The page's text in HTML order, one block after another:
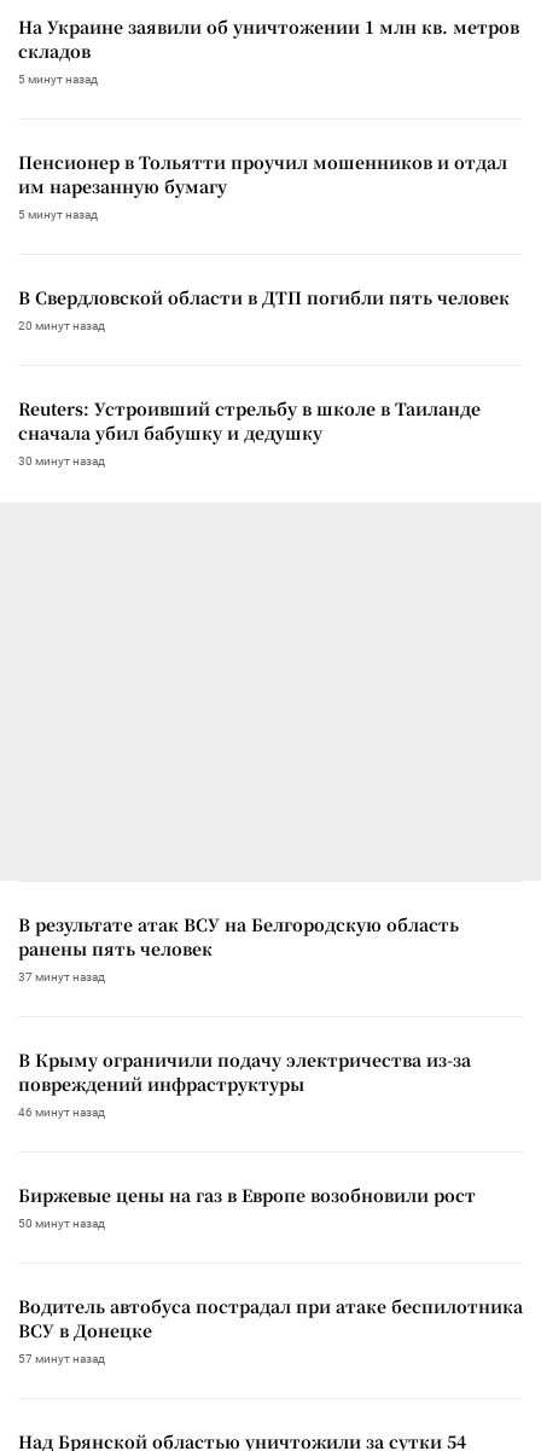
На Украине заявили об уничтожении 1 млн кв. метров
складов
5 минут назад
Пенсионер в Тольятти проучил мошенников и отдал
им нарезанную бумагу
5 минут назад
В Свердловской области в ДТП погибли пять человек
20 минут назад
Reuters: Устроивший стрельбу в школе в Таиланде
сначала убил бабушку и дедушку
30 минут назад
В результате атак ВСУ на Белгородскую область
ранены пять человек
37 минут назад
В Крыму ограничили подачу электричества из-за
повреждений инфраструктуры
46 минут назад
Биржевые цены на газ в Европе возобновили рост
50 минут назад
Водитель автобуса пострадал при атаке беспилотника
ВСУ в Донецке
57 минут назад
Над Брянской областью уничтожили за сутки 54